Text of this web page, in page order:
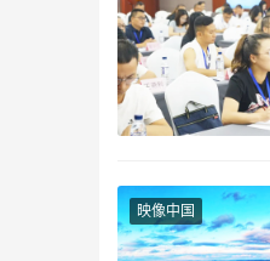
映像中国